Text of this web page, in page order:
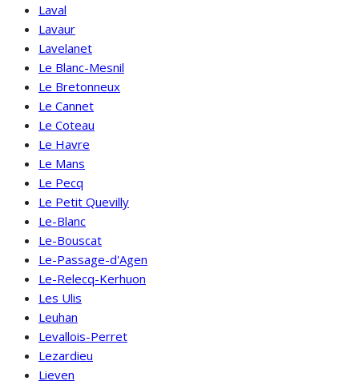
Laval
Lavaur
Lavelanet
Le Blanc-Mesnil
Le Bretonneux
Le Cannet
Le Coteau
Le Havre
Le Mans
Le Pecq
Le Petit Quevilly
Le-Blanc
Le-Bouscat
Le-Passage-d'Agen
Le-Relecq-Kerhuon
Les Ulis
Leuhan
Levallois-Perret
Lezardieu
Lieven